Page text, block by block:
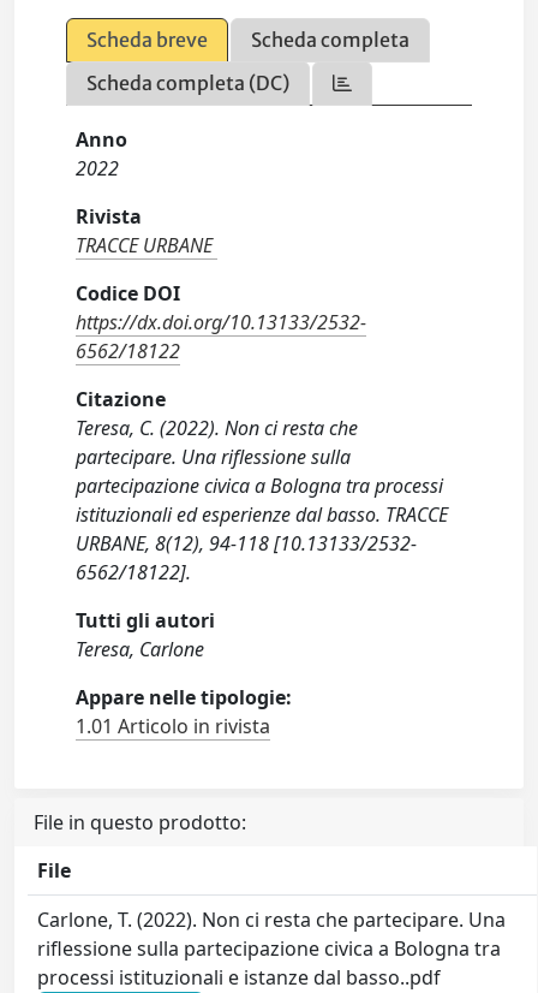
Scheda breve
Scheda completa
Scheda completa (DC)
Anno
2022
Rivista
TRACCE URBANE
Codice DOI
https://dx.doi.org/10.13133/2532-
6562/18122
Citazione
Teresa, C. (2022). Non ci resta che
partecipare. Una riflessione sulla
partecipazione civica a Bologna tra processi
istituzionali ed esperienze dal basso. TRACCE
URBANE, 8(12), 94-118 [10.13133/2532-
6562/18122].
Tutti gli autori
Teresa, Carlone
Appare nelle tipologie:
1.01 Articolo in rivista
File in questo prodotto:
File
Carlone, T. (2022). Non ci resta che partecipare. Una
riflessione sulla partecipazione civica a Bologna tra
processi istituzionali e istanze dal basso..pdf